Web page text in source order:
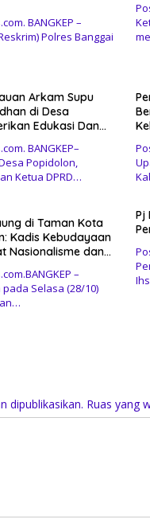
BANGKEP –
Polres Banggai
Arkam Supu
di Desa
Edukasi Dan
BANGKEP–
Popidolon,
Ketua DPRD…
di Taman Kota
Kadis Kebudayaan
Nasionalisme dan
–
Selasa (28/10)
Pj
dipublikasikan. Ruas yang